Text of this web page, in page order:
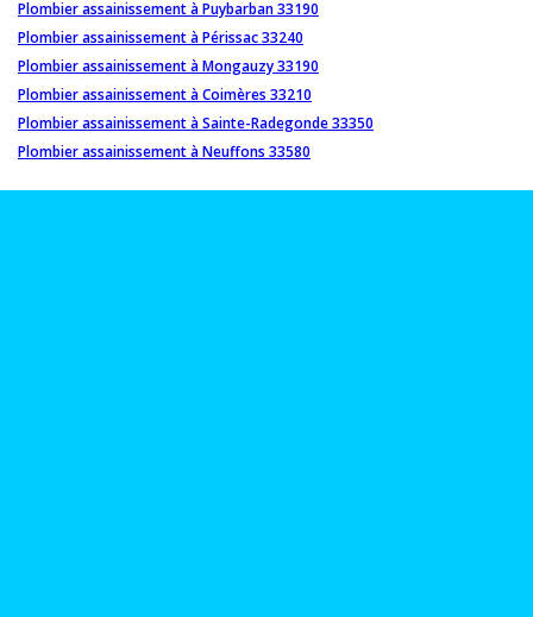
Plombier assainissement à Puybarban 33190
Plombier assainissement à Périssac 33240
Plombier assainissement à Mongauzy 33190
Plombier assainissement à Coimères 33210
Plombier assainissement à Sainte-Radegonde 33350
Plombier assainissement à Neuffons 33580